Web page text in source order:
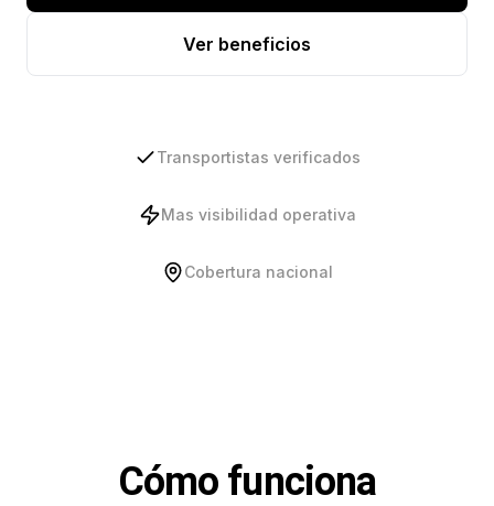
Ver beneficios
Transportistas verificados
Mas visibilidad operativa
Cobertura nacional
Cómo funciona